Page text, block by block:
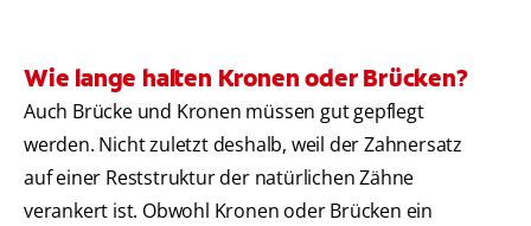
Wie lange halten Kronen oder Brücken?
Auch Brücke und Kronen müssen gut gepflegt
werden. Nicht zuletzt deshalb, weil der Zahnersatz
auf einer Reststruktur der natürlichen Zähne
verankert ist. Obwohl Kronen oder Brücken ein